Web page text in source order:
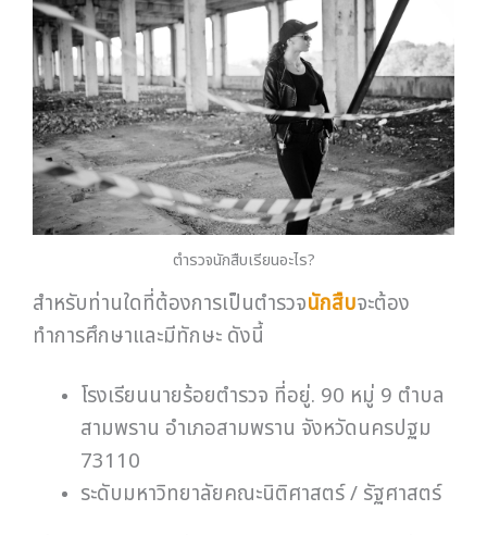
ตำรวจนักสืบเรียนอะไร?
สำหรับท่านใดที่ต้องการเป็นตำรวจนักสืบจะต้อง
ทำการศึกษาและมีทักษะ ดังนี้
โรงเรียนนายร้อยตำรวจ ที่อยู่. 90 หมู่ 9 ตำบล
สามพราน อำเภอสามพราน จังหวัดนครปฐม
73110
ระดับมหาวิทยาลัยคณะนิติศาสตร์ / รัฐศาสตร์